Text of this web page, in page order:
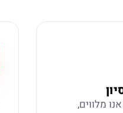
מאז שנת 2000 אנו מלווים,